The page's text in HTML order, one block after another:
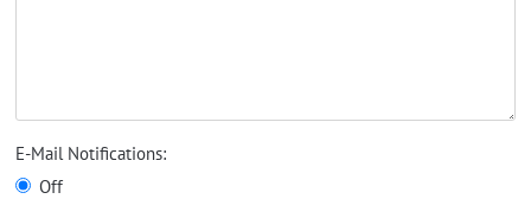
E-Mail Notifications:
Off